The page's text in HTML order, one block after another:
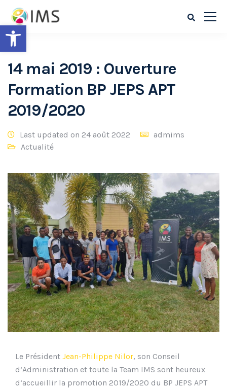
Ouvrir la barre d’outils
14 mai 2019 : Ouverture
Formation BP JEPS APT
2019/2020
Last updated on 24 août 2022
admims
Actualité
Le Président Jean-Philippe Nilor, son Conseil
d’Administration et toute la Team IMS sont heureux
d’accueillir la promotion 2019/2020 du BP JEPS APT